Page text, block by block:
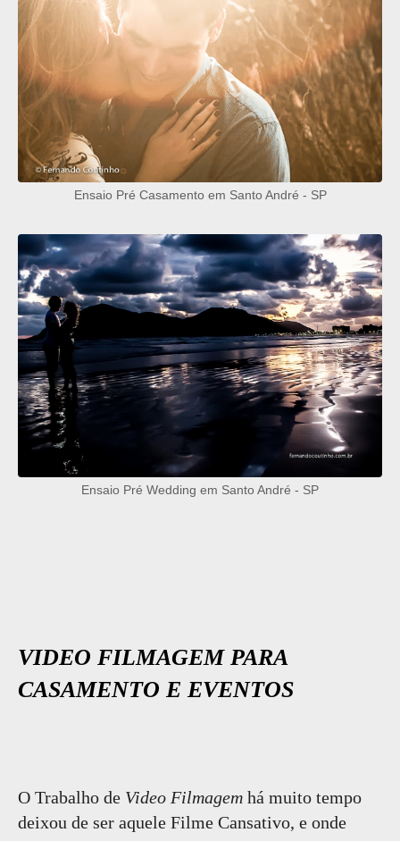
Ensaio Pré Casamento em Santo André - SP
Ensaio Pré Wedding em Santo André - SP
VIDEO FILMAGEM PARA
CASAMENTO E EVENTOS
O Trabalho de Video Filmagem há muito tempo
deixou de ser aquele Filme Cansativo, e onde